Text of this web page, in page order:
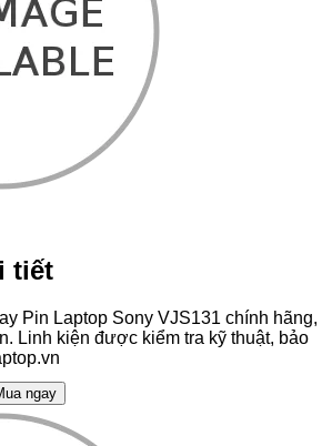
tiết
Pin Laptop Sony VJS131 chính hãng,
Linh kiện được kiểm tra kỹ thuật, bảo
ngay